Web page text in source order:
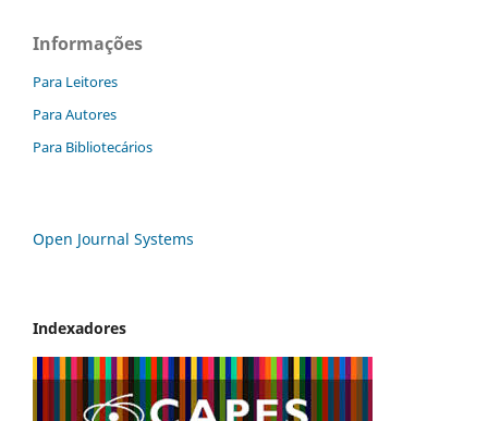
Informações
Para Leitores
Para Autores
Para Bibliotecários
Open Journal Systems
Indexadores